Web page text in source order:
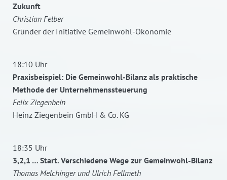
Zukunft
Christian Felber
Gründer der Initiative Gemeinwohl-Ökonomie
18:10 Uhr
Praxisbeispiel: Die Gemeinwohl-Bilanz als praktische
Methode der Unternehmenssteuerung
Felix Ziegenbein
Heinz Ziegenbein GmbH & Co. KG
18:35 Uhr
3,2,1 … Start. Verschiedene Wege zur Gemeinwohl-Bilanz
Thomas Melchinger und Ulrich Fellmeth